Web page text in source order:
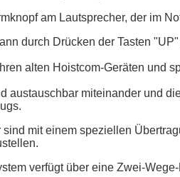
am Lautsprecher, der im
durch Drücken der Tasten
alten Hoistcom-Geräten und
austauschbar miteinander und
mit einem speziellen
verfügt über eine Zwei-